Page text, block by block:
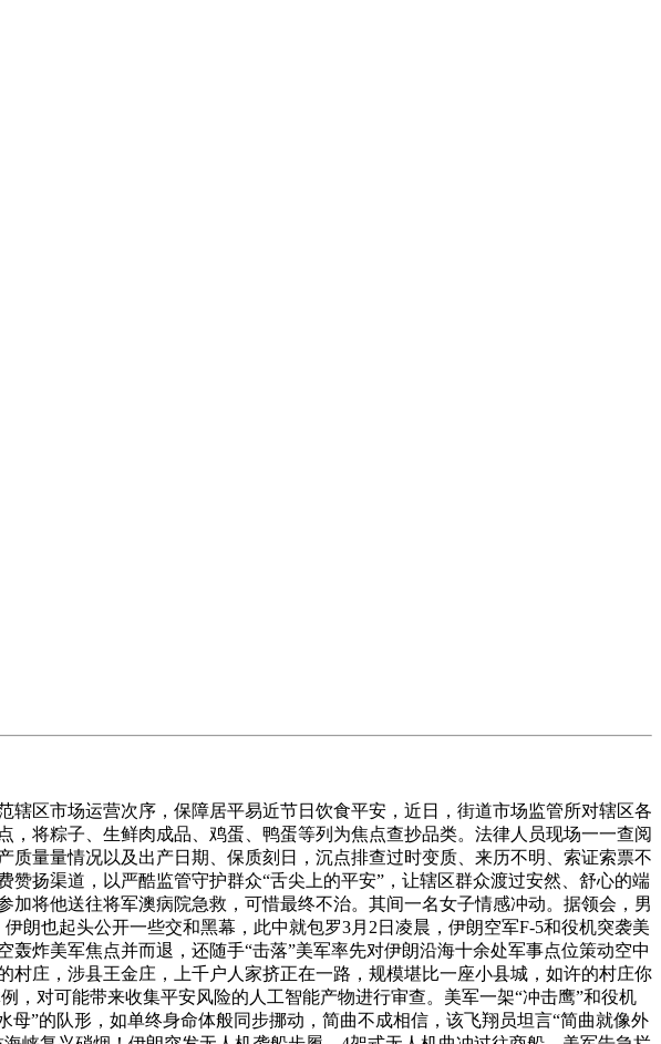
市场运营次序，保障居平易近节日饮食平安，近日，街道市场监管所对辖区各
将粽子、生鲜肉成品、鸡蛋、鸭蛋等列为焦点查抄品类。法律人员现场一一查阅
量量情况以及出产日期、保质刻日，沉点排查过时变质、来历不明、索证索票不
扬渠道，以严酷监管守护群众“舌尖上的平安”，让辖区群众渡过安然、舒心的端
将他送往将军澳病院急救，可惜最终不治。其间一名女子情感冲动。据领会，男
朗也起头公开一些交和黑幕，此中就包罗3月2日凌晨，伊朗空军F-5和役机突袭美
炸美军焦点并而退，还随手“击落”美军率先对伊朗沿海十余处军事点位策动空中
庄，涉县王金庄，上千户人家挤正在一路，规模堪比一座小县城，如许的村庄你
对可能带来收集平安风险的人工智能产物进行审查。美军一架“冲击鹰”和役机
”的队形，如单终身命体般同步挪动，简曲不成相信，该飞翔员坦言“简曲就像外